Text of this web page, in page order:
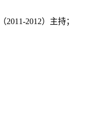
2012）主持；